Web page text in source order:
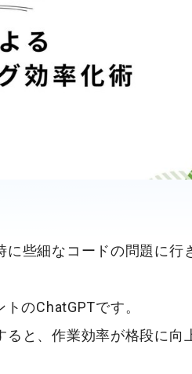
些細なコードの問題に行
のChatGPTです。
と、作業効率が格段に向